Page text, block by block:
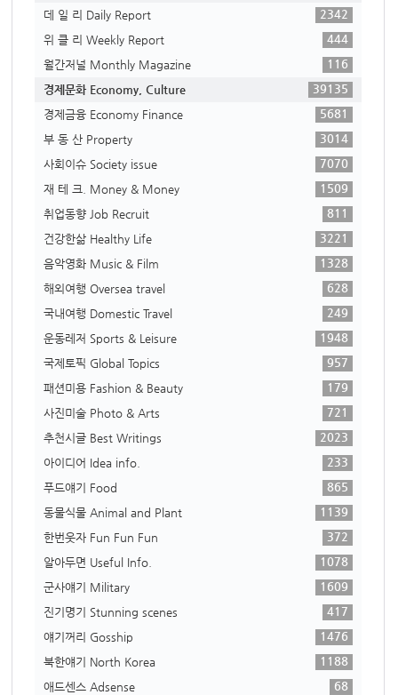
데 일 리 Daily Report
2342
위 클 리 Weekly Report
444
월간저널 Monthly Magazine
116
경제문화 Economy, Culture
39135
경제금융 Economy Finance
5681
부 동 산 Property
3014
사회이슈 Society issue
7070
재 테 크. Money & Money
1509
취업동향 Job Recruit
811
건강한삶 Healthy Life
3221
음악영화 Music & Film
1328
해외여행 Oversea travel
628
국내여행 Domestic Travel
249
운동레저 Sports & Leisure
1948
국제토픽 Global Topics
957
패션미용 Fashion & Beauty
179
사진미술 Photo & Arts
721
추천시글 Best Writings
2023
아이디어 Idea info.
233
푸드얘기 Food
865
동물식물 Animal and Plant
1139
한번웃자 Fun Fun Fun
372
알아두면 Useful Info.
1078
군사얘기 Military
1609
진기명기 Stunning scenes
417
얘기꺼리 Gosship
1476
북한얘기 North Korea
1188
애드센스 Adsense
68